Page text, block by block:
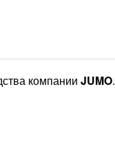
компании JUMO.